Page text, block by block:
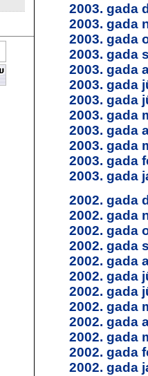
2003. gada
2003. gada
2003. gada
2003. gada
2003. gada
2003. gada
2003. gada
2003. gada
2003. gada
2003. gada
2003. gada
2003. gada
2002. gada
2002. gada
2002. gada
2002. gada
2002. gada
2002. gada
2002. gada
2002. gada
2002. gada
2002. gada
2002. gada
2002. gada